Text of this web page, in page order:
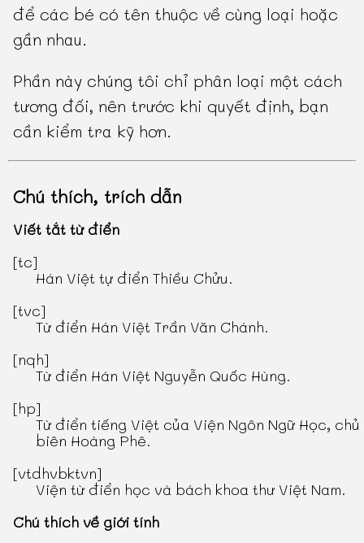
để các bé có tên thuộc về cùng loại hoặc
gần nhau.
Phần này chúng tôi chỉ phân loại một cách
tương đối, nên trước khi quyết định, bạn
cần kiểm tra kỹ hơn.
Chú thích, trích dẫn
Viết tắt từ điển
[tc]
Hán Việt tự điển Thiều Chửu.
[tvc]
Từ điển Hán Việt Trần Văn Chánh.
[nqh]
Từ điển Hán Việt Nguyễn Quốc Hùng.
[hp]
Từ điển tiếng Việt của Viện Ngôn Ngữ Học, chủ
biên Hoàng Phê.
[vtdhvbktvn]
Viện từ điển học và bách khoa thư Việt Nam.
Chú thích về giới tính